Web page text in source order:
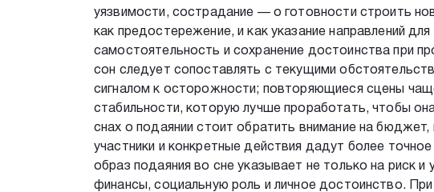
уязвимости, сострадание — о готовности строить
как предостережение, и как указание направлений
самостоятельность и сохранение достоинства при
сон следует сопоставлять с текущими
сигналом к осторожности; повторяющиеся сцены
стабильности, которую лучше проработать, чтобы
снах о подаянии стоит обратить внимание на
участники и конкретные действия дадут более
образ подаяния во сне указывает не только на
финансы, социальную роль и личное достоинство.